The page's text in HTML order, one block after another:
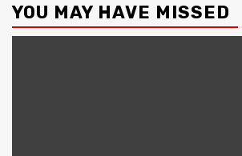
YOU MAY HAVE MISSED